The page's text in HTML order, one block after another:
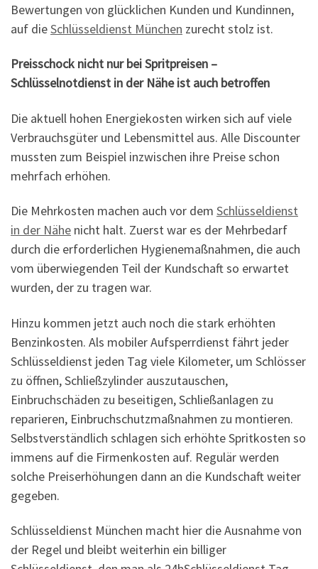
Bewertungen von glücklichen Kunden und Kundinnen,
auf dieSchlüsseldienst München zurecht stolz ist.
Preisschock nicht nur bei Spritpreisen –
Schlüsselnotdienst in der Nähe ist auch betroffen
Die aktuell hohen Energiekosten wirken sich auf viele
Verbrauchsgüter und Lebensmittel aus. Alle Discounter
mussten zum Beispiel inzwischen ihre Preise schon
mehrfach erhöhen.
Die Mehrkosten machen auch vor dem Schlüsseldienst
in der Nähe nicht halt. Zuerst war es der Mehrbedarf
durch die erforderlichen Hygienemaßnahmen, die auch
vom überwiegenden Teil der Kundschaft so erwartet
wurden, der zu tragen war.
Hinzu kommen jetzt auch noch die stark erhöhten
Benzinkosten. Als mobiler Aufsperrdienst fährt jeder
Schlüsseldienst jeden Tag viele Kilometer, um Schlösser
zu öffnen, Schließzylinder auszutauschen,
Einbruchschäden zu beseitigen, Schließanlagen zu
reparieren, Einbruchschutzmaßnahmen zu montieren.
Selbstverständlich schlagen sich erhöhte Spritkosten so
immens auf die Firmenkosten auf. Regulär werden
solche Preiserhöhungen dann an die Kundschaft weiter
gegeben.
Schlüsseldienst München macht hier die Ausnahme von
der Regel und bleibt weiterhin ein billiger